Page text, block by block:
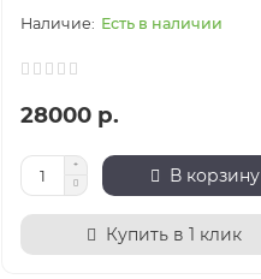
Есть в наличии
28000 р.
В корзину
Купить в 1 клик